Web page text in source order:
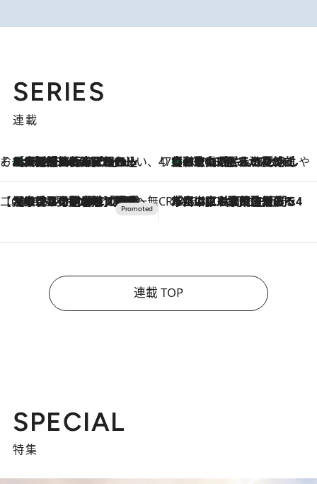
SERIES
連載
そおだよおこの関西おいしい、おやつ紀行
2026.8.9
［大阪府箕面市］一皿一皿目の前で仕上げられる、料理を巧みに組み込んだアシェットデセールコース「ミチル アシェット デセール（Michiru assiette dessert）」 47都道府県の手みやげ ひんやりスイーツで夏を満喫
2026.8.9
【和歌山県】この夏絶対食べたい 冷やしておいしいおやつ3選 みかんがごろっと丸ごと入ったジュレ
【CREA×星野リゾート】唯一無二。癒しと発見が待つ場所へ
2026.8.7
【トンボの足水浴】ヒノキの香りに包まれて涼感マックス！約13℃の湧水かけ流しを避暑地「星野温泉 トンボの湯」で体験 CREA'S CHOICE
2026.8.7
「立川にも歌舞伎があるんだよ」 片岡仁左衛門・市川中車ら豪華座組みで4年目の立川立飛歌舞伎へ
連載 TOP
SPECIAL
特集